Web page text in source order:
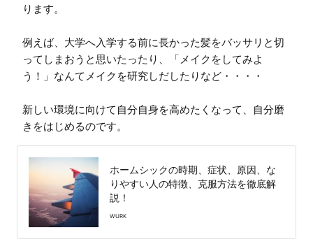
ります。
例えば、大学へ入学する前に長かった髪をバッサリと切
ってしまおうと思いたったり、「メイクをしてみよ
う！」なんてメイクを研究しだしたりなど・・・・
新しい環境に向けて自分自身を高めたくなって、自分磨
きをはじめるのです。
ホームシックの時期、症状、原因、な
りやすい人の特徴、克服方法を徹底解
説！
WURK